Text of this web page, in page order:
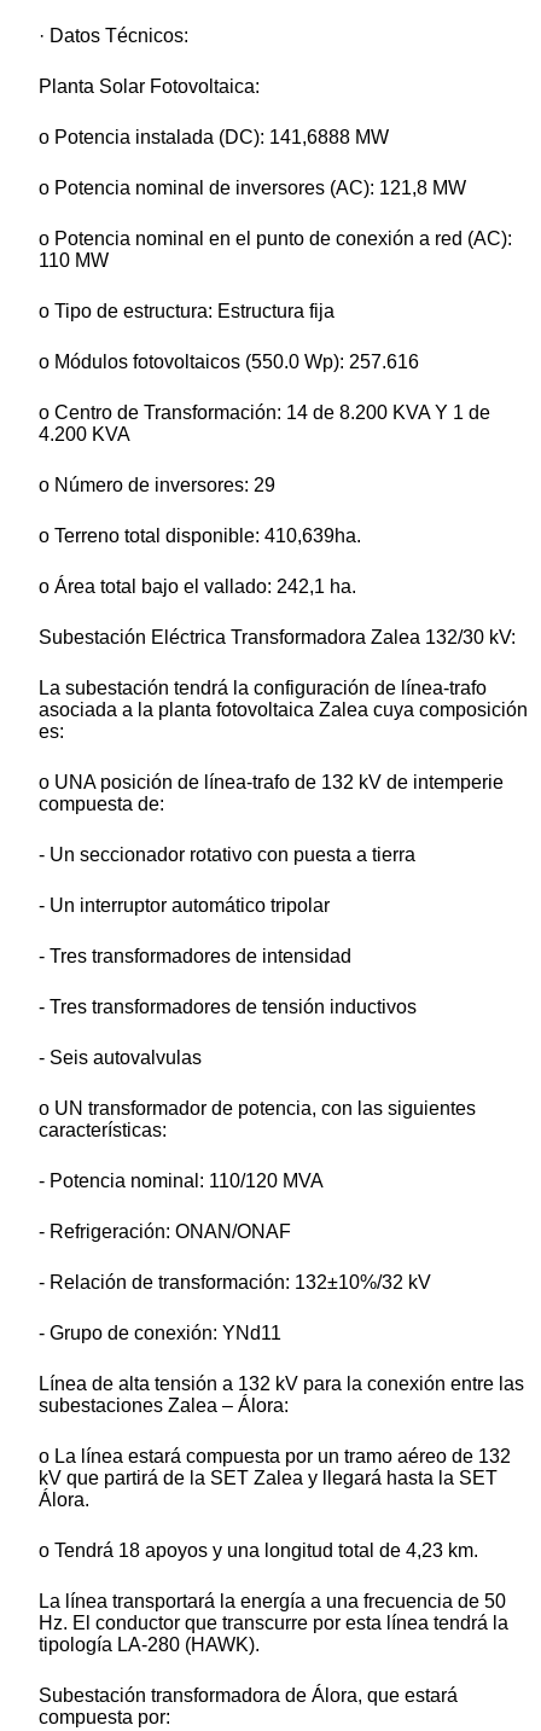
· Datos Técnicos:
Planta Solar Fotovoltaica:
o Potencia instalada (DC): 141,6888 MW
o Potencia nominal de inversores (AC): 121,8 MW
o Potencia nominal en el punto de conexión a red (AC):
110 MW
o Tipo de estructura: Estructura fija
o Módulos fotovoltaicos (550.0 Wp): 257.616
o Centro de Transformación: 14 de 8.200 KVA Y 1 de
4.200 KVA
o Número de inversores: 29
o Terreno total disponible: 410,639ha.
o Área total bajo el vallado: 242,1 ha.
Subestación Eléctrica Transformadora Zalea 132/30 kV:
La subestación tendrá la configuración de línea-trafo
asociada a la planta fotovoltaica Zalea cuya composición
es:
o UNA posición de línea-trafo de 132 kV de intemperie
compuesta de:
- Un seccionador rotativo con puesta a tierra
- Un interruptor automático tripolar
- Tres transformadores de intensidad
- Tres transformadores de tensión inductivos
- Seis autovalvulas
o UN transformador de potencia, con las siguientes
características:
- Potencia nominal: 110/120 MVA
- Refrigeración: ONAN/ONAF
- Relación de transformación: 132±10%/32 kV
- Grupo de conexión: YNd11
Línea de alta tensión a 132 kV para la conexión entre las
subestaciones Zalea – Álora:
o La línea estará compuesta por un tramo aéreo de 132
kV que partirá de la SET Zalea y llegará hasta la SET
Álora.
o Tendrá 18 apoyos y una longitud total de 4,23 km.
La línea transportará la energía a una frecuencia de 50
Hz. El conductor que transcurre por esta línea tendrá la
tipología LA-280 (HAWK).
Subestación transformadora de Álora, que estará
compuesta por: